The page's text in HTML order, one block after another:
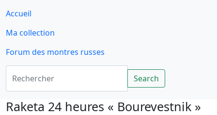
Accueil
Ma collection
Forum des montres russes
Rechercher
Search
Raketa 24 heures « Bourevestnik »